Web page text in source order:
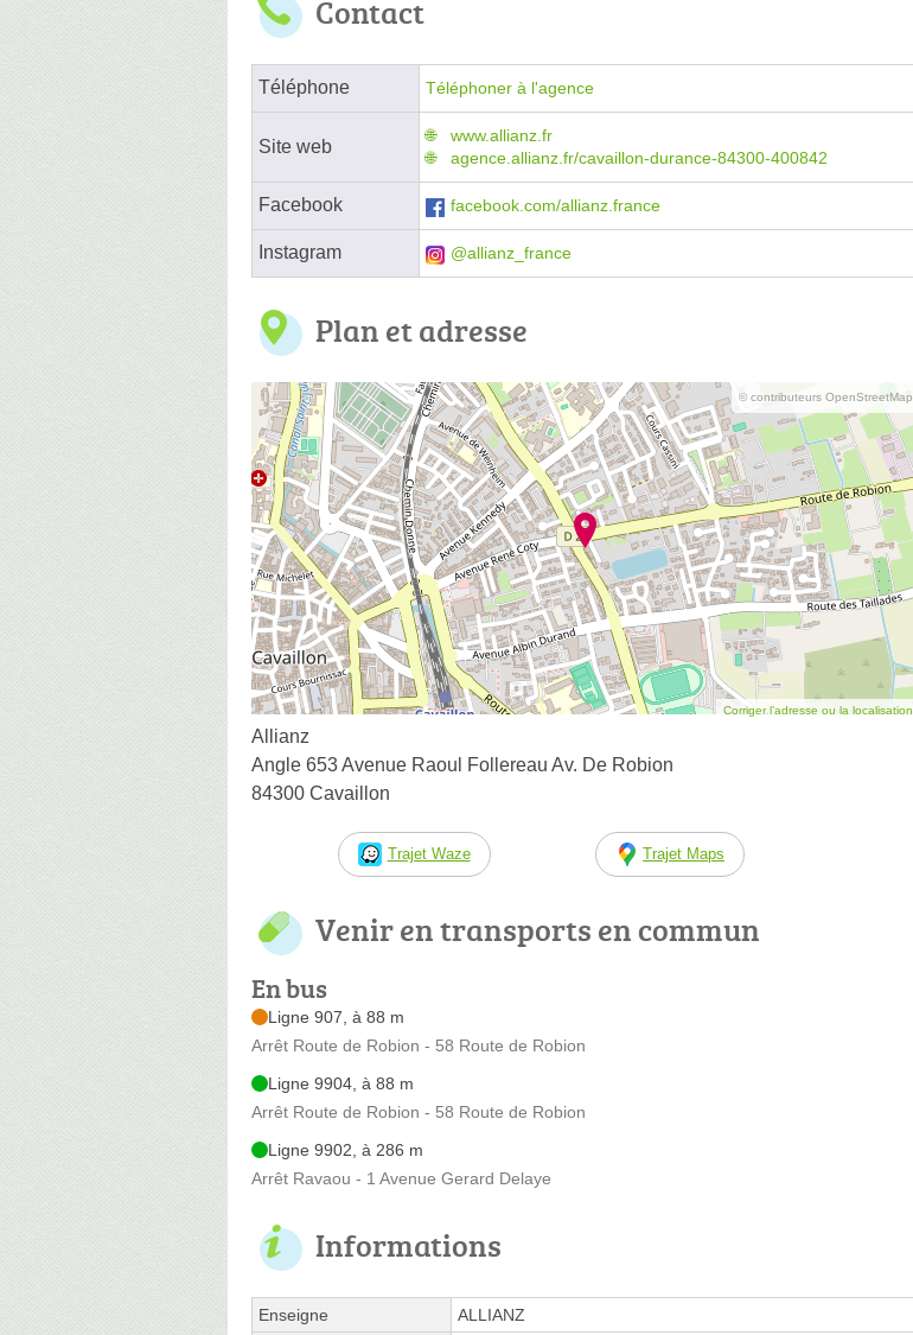
Contact
Téléphone Téléphoner à l'agence
Site web
www.allianz.fr
agence.allianz.fr/cavaillon-durance-84300-400842
Facebook facebook.com/allianz.france
Instagram @allianz_france
Plan et adresse
© contributeurs OpenStreetMap
Corriger l’adresse ou la localisation
Allianz
Angle 653 Avenue Raoul Follereau Av. De Robion
84300 Cavaillon
Trajet Waze Trajet Maps
Venir en transports en commun
En bus
Ligne 907, à 88 m
Arrêt Route de Robion - 58 Route de Robion
Ligne 9904, à 88 m
Arrêt Route de Robion - 58 Route de Robion
Ligne 9902, à 286 m
Arrêt Ravaou - 1 Avenue Gerard Delaye
Informations
Enseigne ALLIANZ